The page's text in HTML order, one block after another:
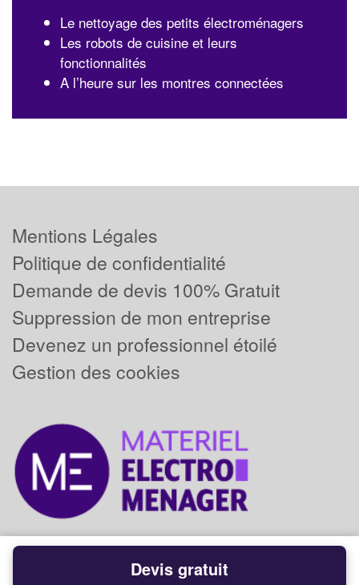
Le nettoyage des petits électroménagers
Les robots de cuisine et leurs
fonctionnalités
A l’heure sur les montres connectées
Mentions Légales
Politique de confidentialité
Demande de devis 100% Gratuit
Suppression de mon entreprise
Devenez un professionnel étoilé
Gestion des cookies
Powered byPlus que pro
Devis gratuit